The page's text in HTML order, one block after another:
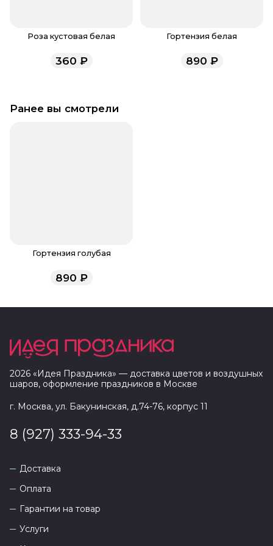
Роза кустовая белая
360 ₽
Гортензия белая
890 ₽
Ранее вы смотрели
Гортензия голубая
890 ₽
2026 «Идея Праздника» — доставка цветов и воздушных
шаров, оформление праздников в Москве
г. Москва, ул. Бакунинская, д.74-76, корпус 11
8 (927) 333-94-33
Доставка
Оплата
Гарантии на товар
Услуги